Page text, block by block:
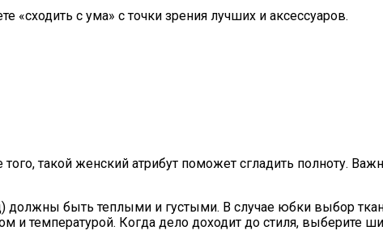
с ума» с точки зрения лучших и аксессуаров.
такой женский атрибут поможет сгладить полноту.
быть теплыми и густыми. В случае юбки выбор
температурой. Когда дело доходит до стиля, выберите